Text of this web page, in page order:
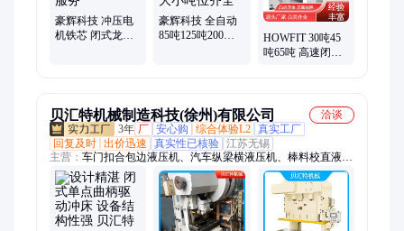
豪辉科技 冲压电
机铁芯 闭式龙门
豪辉科技 全自动
85吨125吨200吨
HOWFIT 30吨45
吨65吨 高速闭式
贝汇特机械制造科技(徐州)有限公司
洽谈
3年 厂 安心购 综合体验L2 真实工厂
回复及时 出价迅速 真实性已核验 江苏无锡
主营： 车门扣合包边液压机、汽车纵梁横液压机、棒料校直液压
机、闭式单点曲柄驱动冲床、框架金属挤压液压机、钢轨整形液
压机、内高压液压机、锻造液压机、快速薄板液压机、四柱液压
机、整体框架万能液压机、单臂框架液压机、平锻液压机、龙门
液压机、超塑成型液压机、框架液压机、复合材料液压机、双曲